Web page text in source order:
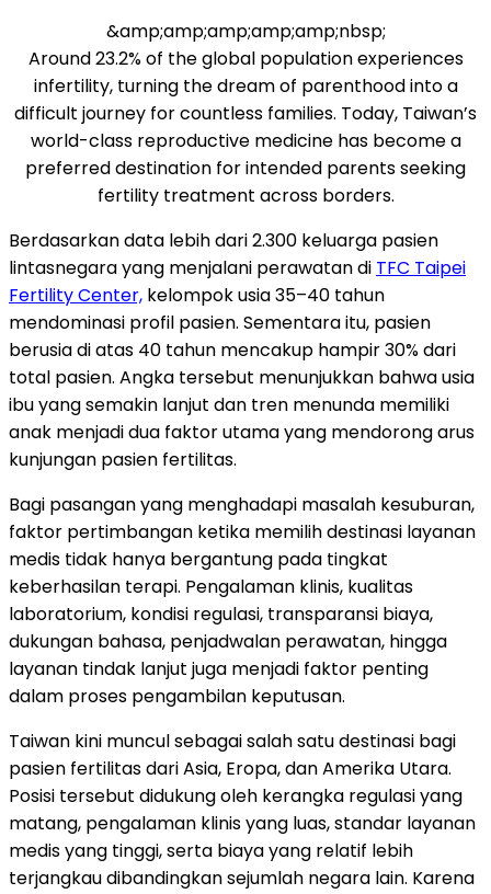
&amp;amp;amp;amp;amp;nbsp;
Around 23.2% of the global population experiences
infertility, turning the dream of parenthood into a
difficult journey for countless families. Today, Taiwan’s
world-class reproductive medicine has become a
preferred destination for intended parents seeking
fertility treatment across borders.
Berdasarkan data lebih dari 2.300 keluarga pasien
lintasnegara yang menjalani perawatan di TFC Taipei
Fertility Center, kelompok usia 35–40 tahun
mendominasi profil pasien. Sementara itu, pasien
berusia di atas 40 tahun mencakup hampir 30% dari
total pasien. Angka tersebut menunjukkan bahwa usia
ibu yang semakin lanjut dan tren menunda memiliki
anak menjadi dua faktor utama yang mendorong arus
kunjungan pasien fertilitas.
Bagi pasangan yang menghadapi masalah kesuburan,
faktor pertimbangan ketika memilih destinasi layanan
medis tidak hanya bergantung pada tingkat
keberhasilan terapi. Pengalaman klinis, kualitas
laboratorium, kondisi regulasi, transparansi biaya,
dukungan bahasa, penjadwalan perawatan, hingga
layanan tindak lanjut juga menjadi faktor penting
dalam proses pengambilan keputusan.
Taiwan kini muncul sebagai salah satu destinasi bagi
pasien fertilitas dari Asia, Eropa, dan Amerika Utara.
Posisi tersebut didukung oleh kerangka regulasi yang
matang, pengalaman klinis yang luas, standar layanan
medis yang tinggi, serta biaya yang relatif lebih
terjangkau dibandingkan sejumlah negara lain. Karena